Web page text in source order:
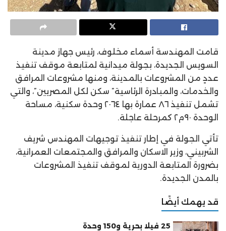
قامت المهندسة أسماء مخلوف، رئيس جهاز مدينة
السويس الجديدة، بجولة ميدانية لمتابعة موقف تنفيذ
عددٍ من المشروعات بالمدينة، ومنها مشروعات المرافق
والخدمات، والمبادرة الرئاسية” سكن لكل المصريين”، والتي
تشمل تنفيذ ٨٦ عمارة بها ٢٠٦٤ وحدة سكنية، مساحة
الوحدة ٩٠م٢ كمرحلة عاجلة.
تأتي الجولة في إطار تنفيذ توجيهات المهندس شريف
الشربيني، وزير الاسكان والمرافق والمجتمعات العمرانية،
بضرورة المتابعة الدورية لموقف تنفيذ المشروعات
بالمدن الجديدة.
قد يهمك أيضًا
25 فيلا بحرية و150 وحدة